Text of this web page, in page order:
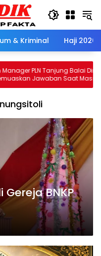
& Kriminal Haji 2026
Tanjung Balai Dinilai Tak
Saat Massa Aksi
BNKP